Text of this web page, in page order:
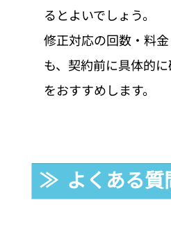
るとよいでしょう。
修正対応の回数・料
も、契約前に具体的
をおすすめします。
≫  よくある質